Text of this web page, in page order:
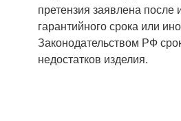
претензия заявлена после
гарантийного срока или
Законодательством РФ
недостатков изделия.